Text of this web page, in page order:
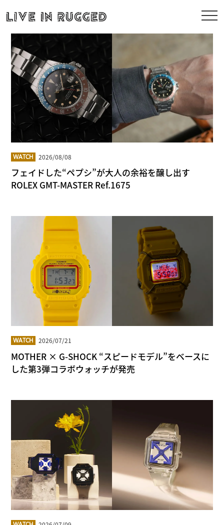
WATCH 2026/08/08
フェイドした“ペプシ”が大人の余裕を醸し出す
ROLEX GMT-MASTER Ref.1675
WATCH 2026/07/21
MOTHER × G-SHOCK “スピードモデル”をベースに
した第3弾コラボウォッチが発売